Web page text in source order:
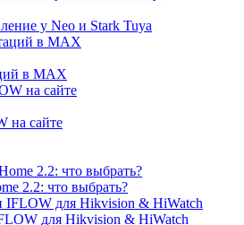
у Neo и Stark Tuya
в MAX
на сайте
2.2: что выбрать?
для Hikvision & HiWatch